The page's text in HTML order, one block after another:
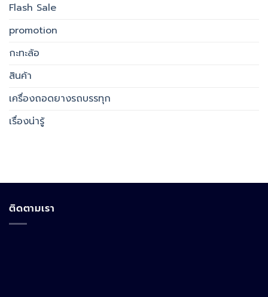
Flash Sale
promotion
กะทะล้อ
สินค้า
เครื่องถอดยางรถบรรทุก
เรื่องน่ารู้
ติดตามเรา